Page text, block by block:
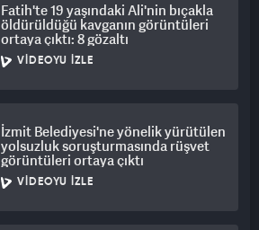
Fatih'te 19 yaşındaki Ali'nin bıçakla
öldürüldüğü kavganın görüntüleri
ortaya çıktı: 8 gözaltı
VIDEOYU İZLE
İzmit Belediyesi'ne yönelik yürütülen
yolsuzluk soruşturmasında rüşvet
görüntüleri ortaya çıktı
VIDEOYU İZLE